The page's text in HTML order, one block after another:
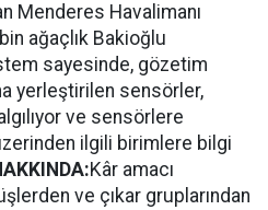
Menderes Havalimanı
ağaçlık Bakioğlu
sayesinde, gözetim
yerleştirilen sensörler,
ve sensörlere
ilgili birimlere bilgi
Kâr amacı
ve çıkar gruplarından